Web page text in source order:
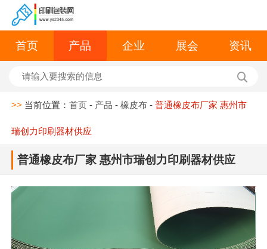
首页 产品 企业 展会 资讯
>> 当前位置：首页 - 产品 -橡皮布 -普通橡皮布厂家 惠州市
瑞创力印刷器材供应
普通橡皮布厂家 惠州市瑞创力印刷器材供应